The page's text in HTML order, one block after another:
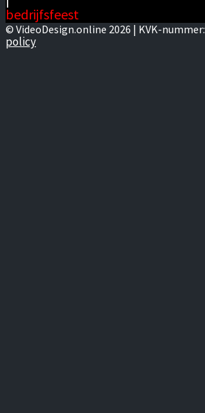
bedrijfsfeest
© VideoDesign.online 2026 | KVK-nummer:
policy